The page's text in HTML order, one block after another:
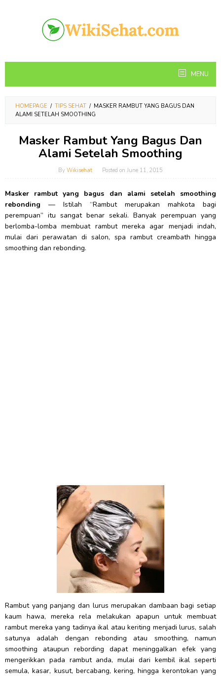
MENU
HOMEPAGE / TIPS SEHAT / MASKER RAMBUT YANG BAGUS DAN
ALAMI SETELAH SMOOTHING
Masker Rambut Yang Bagus Dan
Alami Setelah Smoothing
By Wikisehat Posted on June 11, 2015
Masker rambut yang bagus dan alami setelah smoothing
rebonding — Istilah “Rambut merupakan mahkota bagi
perempuan” itu sangat benar sekali. Banyak perempuan yang
berlomba-lomba membuat rambut mereka agar menjadi indah,
mulai dari perawatan di salon, spa rambut creambath hingga
smoothing dan rebonding.
Rambut yang panjang dan lurus merupakan dambaan bagi setiap
kaum hawa, mereka rela melakukan apapun untuk membuat
rambut mereka yang tadinya ikal atau keriting menjadi lurus, salah
satunya adalah dengan rebonding atau smoothing, namun
smoothing ataupun rebording dapat meninggalkan efek yang
mengerikkan pada rambut anda, mulai dari kembil ikal seperti
semula, kasar, kusut, bercabang, kering, hingga kerontokan yang